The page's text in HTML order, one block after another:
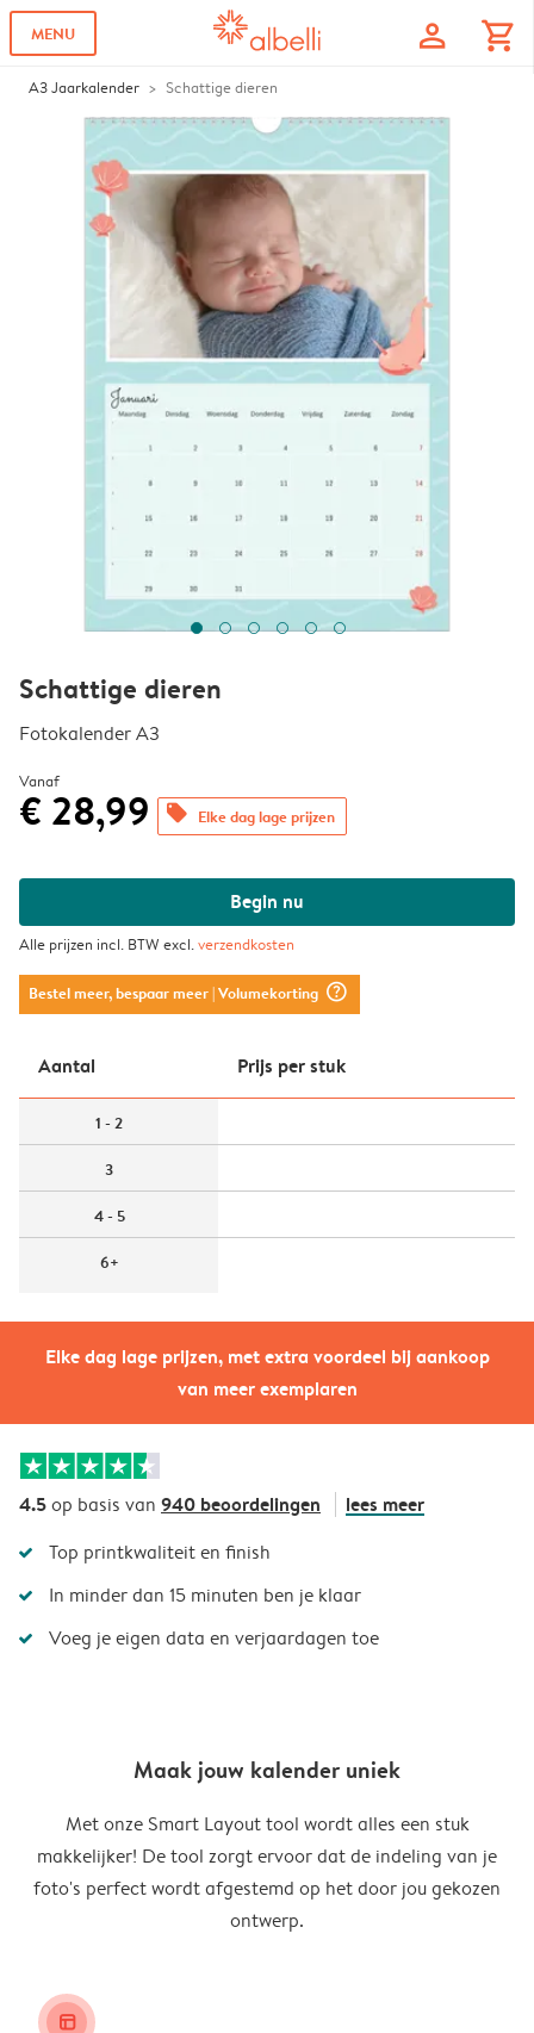
MENU profile shopping_cart
A3 Jaarkalender Schattige dieren
Elke dag lage prijzen, met extra voordeel bij aankoop
van meer exemplaren
Schattige dieren
Fotokalender A3
Vanaf
€ 28,99 offers Elke dag lage prijzen
Begin nu
Alle prijzen incl. BTW excl.verzendkosten
Bestel meer, bespaar meer| Volumekorting question_mark_circle
Aantal Prijs per stuk
1 - 2
3
4 - 5
6+
4.5op basis van 940 beoordelingen lees meer
Top printkwaliteit en finish
In minder dan 15 minuten ben je klaar
Voeg je eigen data en verjaardagen toe
Maak jouw kalender uniek
Met onze Smart Layout tool wordt alles een stuk
makkelijker! De tool zorgt ervoor dat de indeling van je
foto's perfect wordt afgestemd op het door jou gekozen
ontwerp.
layout_alt